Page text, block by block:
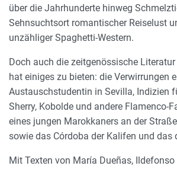
über die Jahrhunderte hinweg
Sehnsuchtsort romantischer Reiselust
unzähliger Spaghetti-Western.
Doch auch die zeitgenössische
hat einiges zu bieten: die Verwirrungen
Austauschstudentin in Sevilla, Indizien
Sherry, Kobolde und andere Flamenco-
eines jungen Marokkaners an der
sowie das Córdoba der Kalifen und das
Mit Texten von María Dueñas, Ildefonso